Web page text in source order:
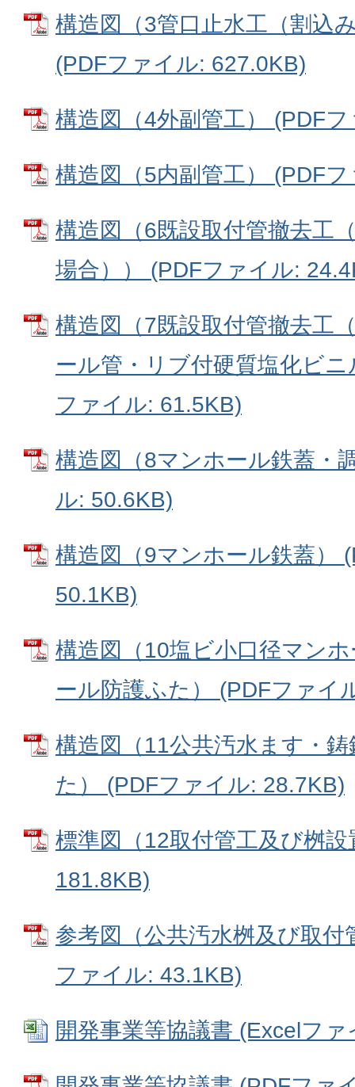
構造図（3管口止水工（割込
(PDFファイル: 627.0KB)
構造図（4外副管工） (PDF
構造図（5内副管工） (PDF
構造図（6既設取付管撤去工
場合）） (PDFファイル:
構造図（7既設取付管撤去工
ール管・リブ付硬質塩化ビ
ファイル: 61.5KB)
構造図（8マンホール鉄蓋・
ル: 50.6KB)
構造図（9マンホール鉄蓋）
50.1KB)
構造図（10塩ビ小口径マン
ール防護ふた） (PDFファイ
構造図（11公共汚水ます・
た） (PDFファイル: 28.7KB)
標準図（12取付管工及び桝
181.8KB)
参考図（公共汚水桝及び取付
ファイル: 43.1KB)
開発事業等協議書 (Excelフ